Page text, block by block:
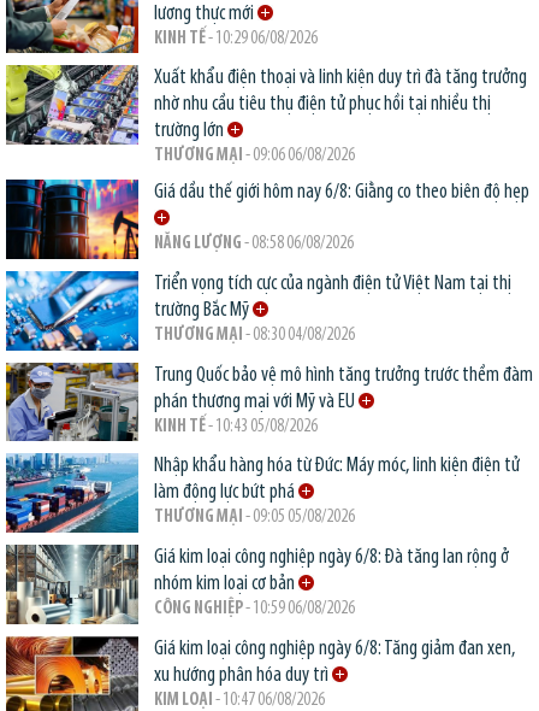
lương thực mới
KINH TẾ- 10:29 06/08/2026
Xuất khẩu điện thoại và linh kiện duy trì đà tăng trưởng
nhờ nhu cầu tiêu thụ điện tử phục hồi tại nhiều thị
trường lớn
THƯƠNG MẠI - 09:06 06/08/2026
Giá dầu thế giới hôm nay 6/8: Giằng co theo biên độ hẹp
NĂNG LƯỢNG - 08:58 06/08/2026
Triển vọng tích cực của ngành điện tử Việt Nam tại thị
trường Bắc Mỹ
THƯƠNG MẠI - 08:30 04/08/2026
Trung Quốc bảo vệ mô hình tăng trưởng trước thềm đàm
phán thương mại với Mỹ và EU
KINH TẾ- 10:43 05/08/2026
Nhập khẩu hàng hóa từ Đức: Máy móc, linh kiện điện tử
làm động lực bứt phá
THƯƠNG MẠI - 09:05 05/08/2026
Giá kim loại công nghiệp ngày 6/8: Đà tăng lan rộng ở
nhóm kim loại cơ bản
CÔNG NGHIỆP- 10:59 06/08/2026
Giá kim loại công nghiệp ngày 6/8: Tăng giảm đan xen,
xu hướng phân hóa duy trì
KIM LOẠI - 10:47 06/08/2026